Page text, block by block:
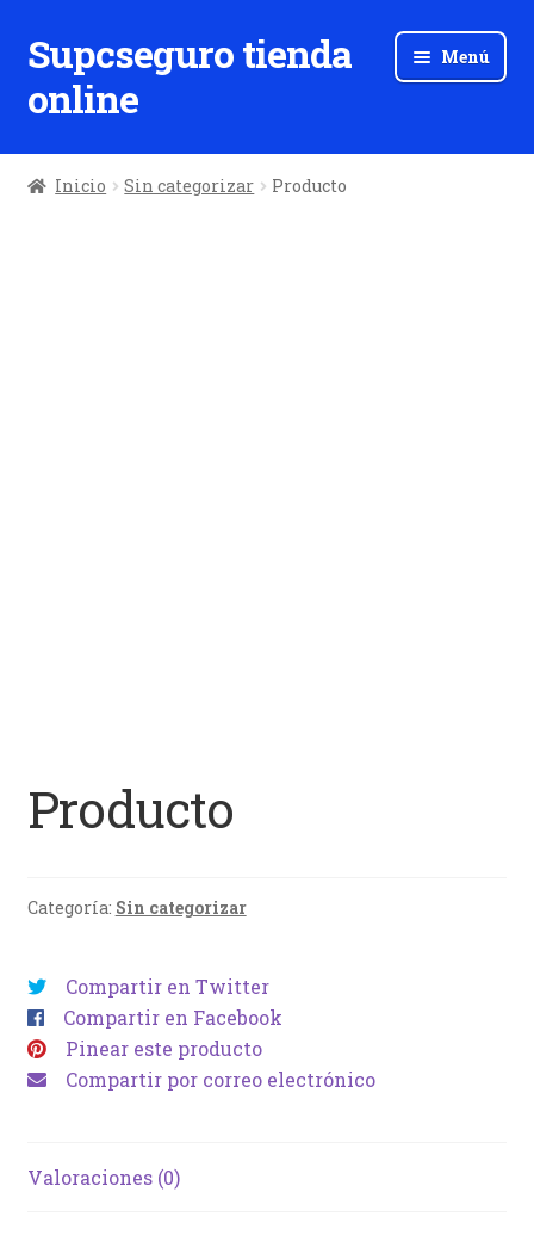
Ir
a
la
Ir
al
contenido
Supcseguro tienda
online
Menú
Inicio Sin categorizar Producto
Producto
Categoría: Sin categorizar
Compartir en Twitter
Compartir en Facebook
Pinear este producto
Compartir por correo electrónico
Valoraciones (0)